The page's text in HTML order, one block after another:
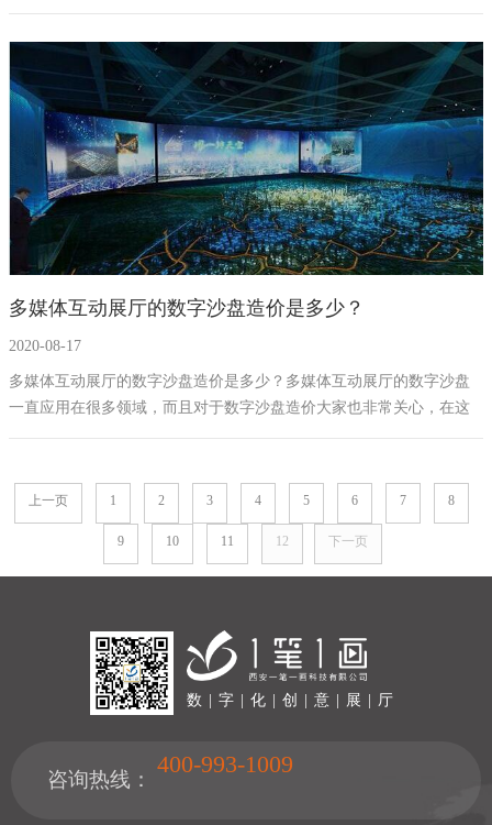
业一路52号宝德云谷B座9楼903室，目前在全国拥有大量的真实案例，
公司提供一站式服务，从策划、设计、装修到售后，想知道你的多媒
体禁毒展馆要多钱，请拨打免费咨询电话：400-993-1009
多媒体互动展厅的数字沙盘造价是多少？
2020-08-17
多媒体互动展厅的数字沙盘造价是多少？多媒体互动展厅的数字沙盘
一直应用在很多领域，而且对于数字沙盘造价大家也非常关心，在这
里需要给大家解释的就是客户需求不同，所以价格肯定是有差异的，
上一页 1 2 3 4 5 6 7 8
9 10 11 12 下一页
数 | 字 | 化 | 创 | 意 | 展 | 厅
咨询热线：
400-993-1009